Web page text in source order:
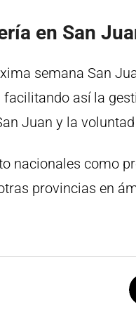
en San
semana San
así la
Juan y la
nacionales como
provincias en